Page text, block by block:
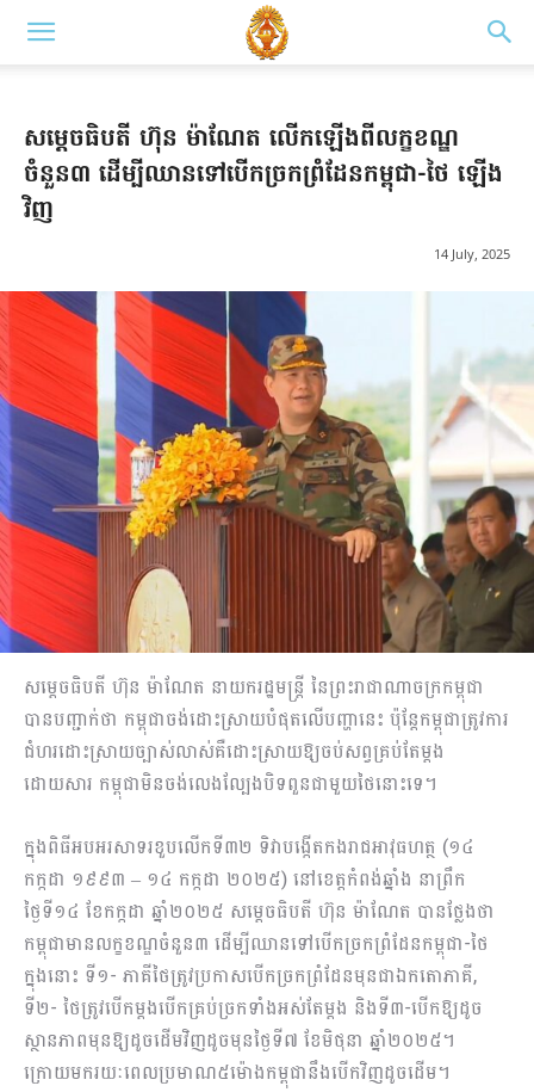
សម្តេចធិបតី ហ៊ុន ម៉ាណែត លើកឡើងពីលក្ខខណ្ឌ
ចំនួន៣ ដើម្បីឈានទៅបើកច្រកព្រំដែនកម្ពុជា-ថៃ ឡើង
វិញ
14 July, 2025
សម្ដេចធិបតី ហ៊ុន ម៉ាណែត នាយករដ្ឋមន្រ្តី នៃព្រះរាជាណាចក្រកម្ពុជា
បានបញ្ជាក់ថា កម្ពុជាចង់ដោះស្រាយបំផុតលើបញ្ហានេះ ប៉ុន្ដែកម្ពុជាត្រូវការ
ជំហរដោះស្រាយច្បាស់លាស់គឺដោះស្រាយឱ្យចប់សព្វគ្រប់តែម្តង
ដោយសារ កម្ពុជាមិនចង់លេងល្បែងបិទពួនជាមួយថៃនោះទេ។
ក្នុងពិធីអបអរសាទរខួបលើកទី៣២ ទិវាបង្កើតកងរាជអាវុធហត្ថ (១៤
កក្កដា ១៩៩៣ – ១៤ កក្កដា ២០២៥) នៅខេត្តកំពង់ឆ្នាំង នាព្រឹក
ថ្ងៃទី១៤ ខែកក្កដា ឆ្នាំ២០២៥ សម្ដេចធិបតី ហ៊ុន ម៉ាណែត បានថ្លែងថា
កម្ពុជាមានលក្ខខណ្ឌចំនួន៣ ដើម្បីឈានទៅបើកច្រកព្រំដែនកម្ពុជា-ថៃ
ក្នុងនោះ ទី១- ភាគីថៃត្រូវប្រកាសបើកច្រកព្រំដែនមុនជាឯកតោភាគី,
ទី២- ថៃត្រូវបើកម្ដងបើកគ្រប់ច្រកទាំងអស់តែម្តង និងទី៣-បើកឱ្យដូច
ស្ថានភាពមុនឱ្យដូចដើមវិញដូចមុនថ្ងៃទី៧ ខែមិថុនា ឆ្នាំ២០២៥។
ក្រោយមករយៈពេលប្រមាណ៥ម៉ោងកម្ពុជានឹងបើកវិញដូចដើម។